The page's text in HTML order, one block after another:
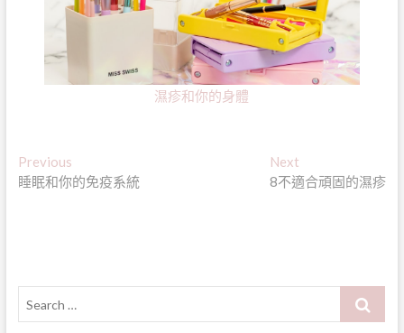
濕疹和你的身體
文
章
PreviousPrevious
post:
睡眠和你的免疫系統
Next
post:
8不適合頑固的濕疹
Search